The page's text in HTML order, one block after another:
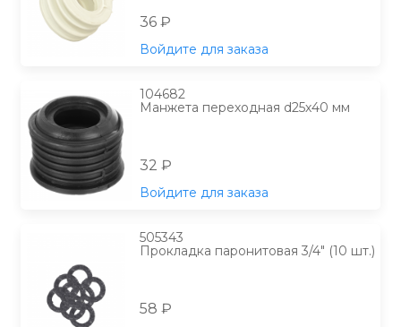
36 ₽
Войдите для заказа
104682
Манжета переходная d25х40 мм
32 ₽
Войдите для заказа
505343
Прокладка паронитовая 3/4" (10 шт.)
58 ₽